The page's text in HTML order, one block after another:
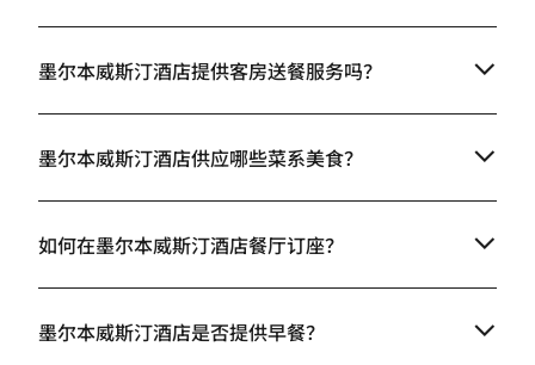
墨尔本威斯汀酒店提供客房送餐服务吗？
墨尔本威斯汀酒店供应哪些菜系美食？
如何在墨尔本威斯汀酒店餐厅订座？
墨尔本威斯汀酒店是否提供早餐？